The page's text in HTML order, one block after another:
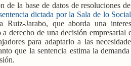
de la base de datos de resoluciones
dictada por la Sala de lo
Ruiz-Jarabo, que aborda una
derecho de una decisión
para adaptarlo a las
que la sentencia estima la